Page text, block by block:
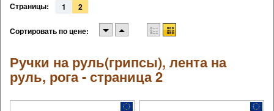
Страницы: 1 2
Сортировать по цене:
Ручки на руль(грипсы), лента на
руль, рога - страница 2